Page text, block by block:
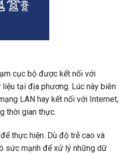
cục bộ được kết nối với
tại địa phương. Lúc này biên
LAN hay kết nối với Internet,
thời gian thực.
thực hiện. Dù độ trễ cao và
sức mạnh để xử lý những dữ